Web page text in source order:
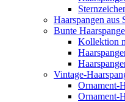
Haarspangen aus
Bunte
Kollektion
Vintage-
Ornament-
Ornament-